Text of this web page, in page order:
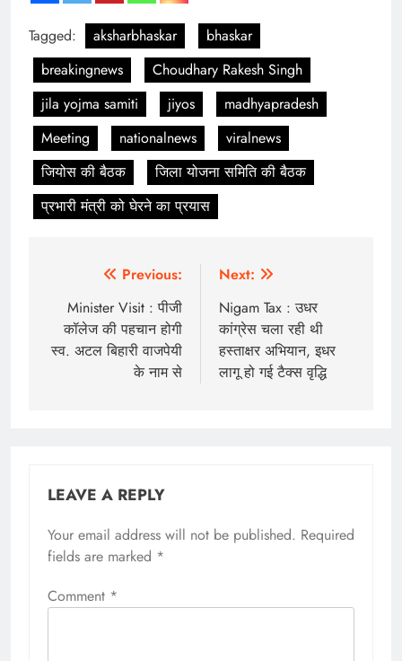
Tagged: aksharbhaskar
bhaskar
breakingnews
Choudhary Rakesh Singh
jila yojma samiti
jiyos
madhyapradesh
Meeting
nationalnews
viralnews
जियोस की बैठक
जिला योजना समिति की बैठक
प्रभारी मंत्री को घेरने का प्रयास
navigation
Previous:
Minister Visit : पीजी
कॉलेज की पहचान होगी
स्व. अटल बिहारी वाजपेयी
के नाम से
Next:
Nigam Tax : उधर
कांग्रेस चला रही थी
हस्ताक्षर अभियान, इधर
लागू हो गई टैक्स वृद्धि
LEAVE A REPLY
Your email address will not be published. Required
fields are marked *
Comment *